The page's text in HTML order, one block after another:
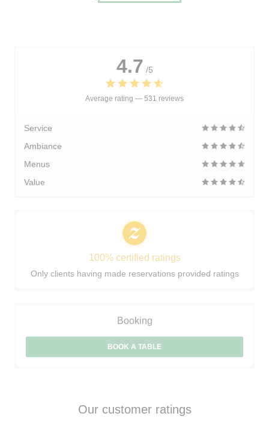
Our customer ratings
4.7 /5
Average rating — 531 reviews
Service
Ambiance
Menus
Value
100% certified ratings
Only clients having made reservations provided ratings
Booking
BOOK A TABLE